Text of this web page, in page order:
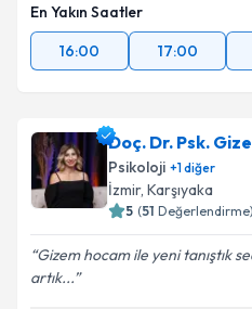
En Yakın Saatler
16:00
17:00
Doç. Dr. Psk.
Psikoloji +1diğer
İzmir, Karşıyaka
5 (51 Değerlendirme)
Gizem hocam ile yeni tanıştık
artık...